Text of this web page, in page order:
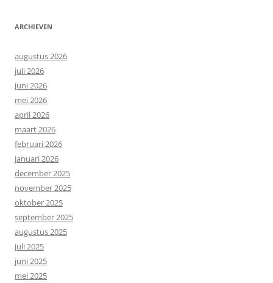
ARCHIEVEN
augustus 2026
juli 2026
juni 2026
mei 2026
april 2026
maart 2026
februari 2026
januari 2026
december 2025
november 2025
oktober 2025
september 2025
augustus 2025
juli 2025
juni 2025
mei 2025